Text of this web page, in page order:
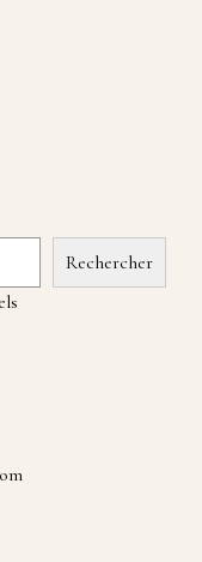
Rechercher